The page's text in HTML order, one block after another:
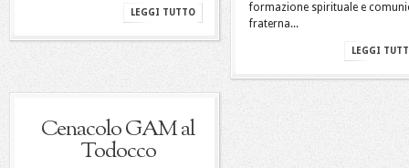
LEGGI TUTTO
formazione spirituale e
fraterna...
LEGGI
Cenacolo GAM al
Todocco